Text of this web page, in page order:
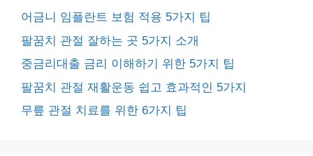
어금니 임플란트 보험 적용 5가지 팁
팔꿈치 관절 잘하는 곳 5가지 소개
중금리대출 금리 이해하기 위한 5가지 팁
팔꿈치 관절 재활운동 쉽고 효과적인 5가지
무릎 관절 치료를 위한 6가지 팁